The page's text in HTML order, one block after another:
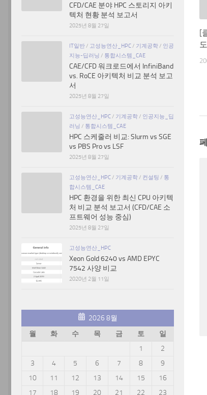
[
CFD/CAE 분야 HPC 스토리지 아키
텍처 현황 분석 보고서
2025년 8월 27일
IT일반 / 고성능연산_HPC / 기계공학 / 인공
지능-딥러닝 / 통합시스템_CAE
CAE/CFD 워크로드에서 InfiniBand
vs. RoCE 아키텍처 비교 분석 보고
서
2025년 8월 27일
고성능연산_HPC / 기계공학 / 인공지능_딥
러닝 / 통합시스템_CAE
HPC 스케줄러 비교: Slurm vs SGE
vs PBS Pro vs LSF
2025년 8월 27일
고성능연산_HPC / 기계공학 / 컨설팅 / 통
합시스템_CAE
HPC 환경을 위한 최신 CPU 아키텍
처 비교 분석 보고서 (CFD/CAE 소
프트웨어 성능 중심)
2025년 8월 27일
고성능연산_HPC
Xeon Gold 6240 vs AMD EPYC
7542 사양 비교
2020년 2월 11일
2026 8월
월
화 수 목 금 토
일
1
2
3
4 5 6 7 8
9
10
11 12 13 14 15
16
17
18 19 20 21 22 23